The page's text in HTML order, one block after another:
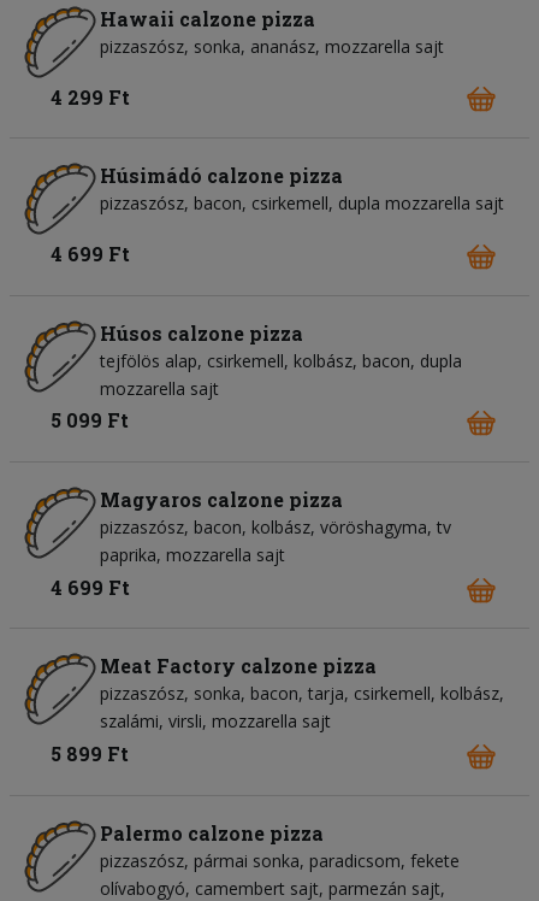
Hawaii calzone pizza
pizzaszósz sonka ananász mozzarella sajt
4 299 Ft
Húsimádó calzone pizza
pizzaszósz bacon csirkemell dupla mozzarella sajt
4 699 Ft
Húsos calzone pizza
tejfölös alap csirkemell kolbász bacon dupla
mozzarella sajt
5 099 Ft
Magyaros calzone pizza
pizzaszósz bacon kolbász vöröshagyma tv
paprika mozzarella sajt
4 699 Ft
Meat Factory calzone pizza
pizzaszósz sonka bacon tarja csirkemell kolbász
szalámi virsli mozzarella sajt
5 899 Ft
Palermo calzone pizza
pizzaszósz pármai sonka paradicsom fekete
olívabogyó camembert sajt parmezán sajt